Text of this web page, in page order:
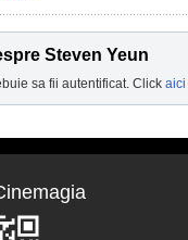
Steven Yeun
sa fii autentificat. Click aici